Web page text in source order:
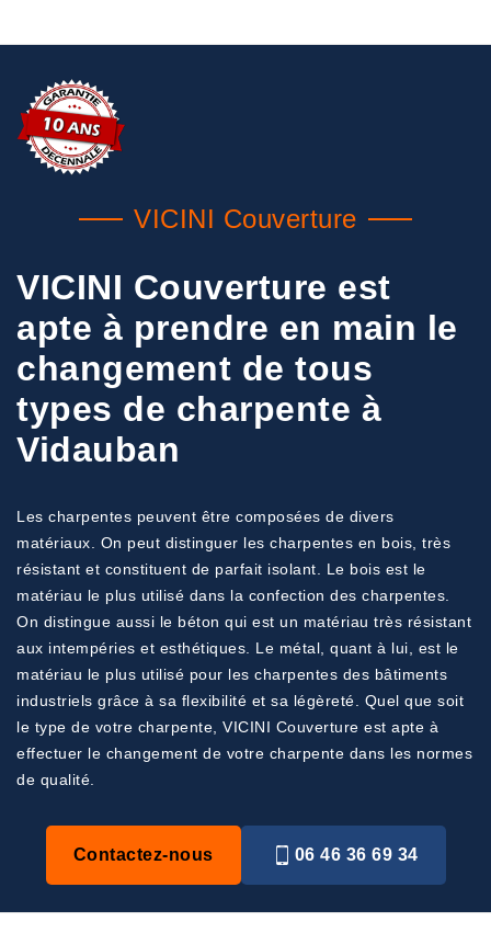
VICINI Couverture
VICINI Couverture est
apte à prendre en main le
changement de tous
types de charpente à
Vidauban
Les charpentes peuvent être composées de divers
matériaux. On peut distinguer les charpentes en bois, très
résistant et constituent de parfait isolant. Le bois est le
matériau le plus utilisé dans la confection des charpentes.
On distingue aussi le béton qui est un matériau très résistant
aux intempéries et esthétiques. Le métal, quant à lui, est le
matériau le plus utilisé pour les charpentes des bâtiments
industriels grâce à sa flexibilité et sa légèreté. Quel que soit
le type de votre charpente, VICINI Couverture est apte à
effectuer le changement de votre charpente dans les normes
de qualité.
Contactez-nous 06 46 36 69 34